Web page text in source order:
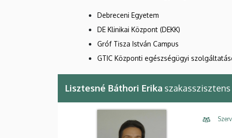
Debreceni Egyetem
DE Klinikai Központ (DEKK)
Gróf Tisza István Campus
GTIC Központi egészségügyi
Lisztesné Báthori Erika szakasszisztens